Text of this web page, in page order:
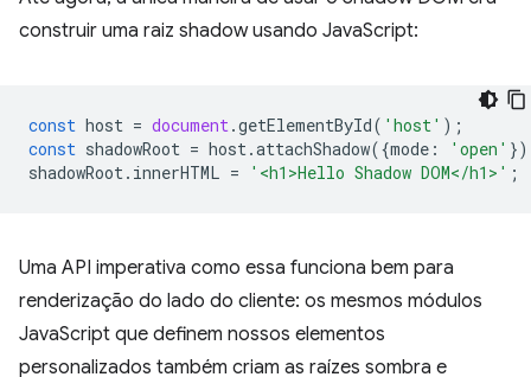
construir uma raiz shadow usando JavaScript:
const host = document.getElementById( 'host' );
const shadowRoot = host.attachShadow({mode : 'open'
shadowRoot. innerHTML = '<h1>Hello Shadow DOM</h1>' ;
Uma API imperativa como essa funciona bem para
renderização do lado do cliente: os mesmos módulos
JavaScript que definem nossos elementos
personalizados também criam as raízes sombra e